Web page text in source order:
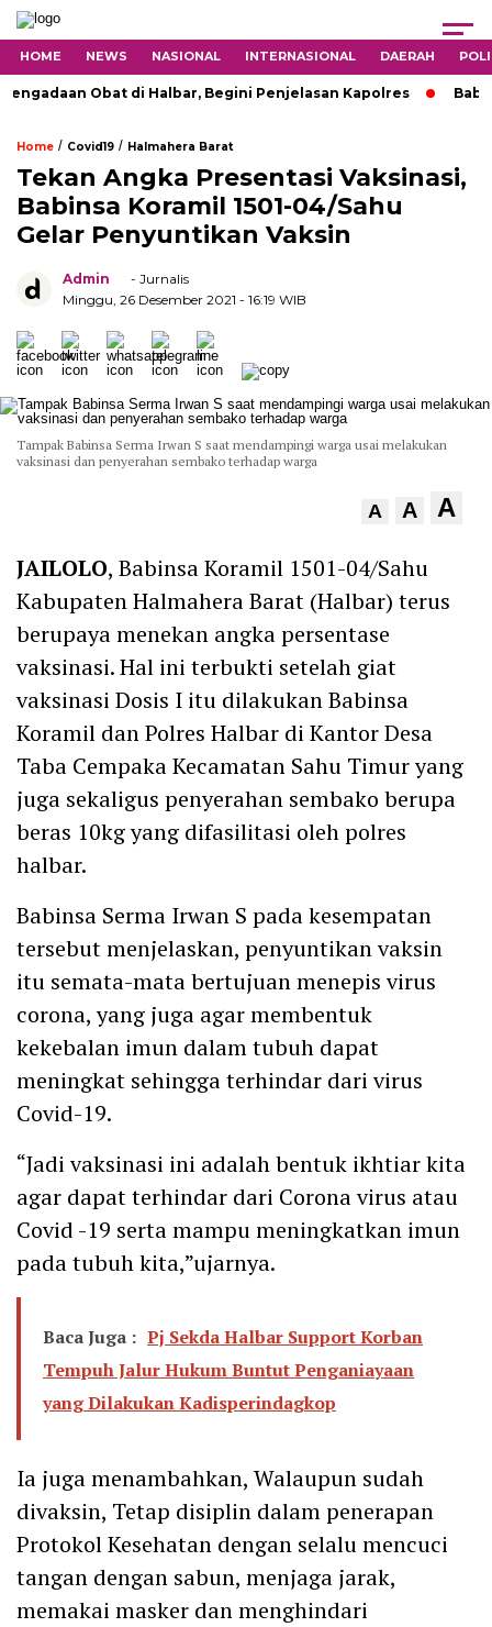
HOME NEWS NASIONAL INTERNASIONAL DAERAH
Obat di Halbar, Begini Penjelasan Kapolres Babinsa
Home / Covid19 / Halmahera Barat
Tekan Angka Presentasi Vaksinasi,
Babinsa Koramil 1501-04/Sahu
Gelar Penyuntikan Vaksin
Admin
- Jurnalis
Minggu, 26 Desember 2021 - 16:19 WIB
Tampak Babinsa Serma Irwan S saat mendampingi warga usai melakukan
vaksinasi dan penyerahan sembako terhadap warga
A A A
JAILOLO, Babinsa Koramil 1501-04/Sahu
Kabupaten Halmahera Barat (Halbar) terus
berupaya menekan angka persentase
vaksinasi. Hal ini terbukti setelah giat
vaksinasi Dosis I itu dilakukan Babinsa
Koramil dan Polres Halbar di Kantor Desa
Taba Cempaka Kecamatan Sahu Timur yang
juga sekaligus penyerahan sembako berupa
beras 10kg yang difasilitasi oleh polres
halbar.
Babinsa Serma Irwan S pada kesempatan
tersebut menjelaskan, penyuntikan vaksin
itu semata-mata bertujuan menepis virus
corona, yang juga agar membentuk
kekebalan imun dalam tubuh dapat
meningkat sehingga terhindar dari virus
Covid-19.
“Jadi vaksinasi ini adalah bentuk ikhtiar kita
agar dapat terhindar dari Corona virus atau
Covid -19 serta mampu meningkatkan imun
pada tubuh kita,”ujarnya.
Baca Juga : Pj Sekda Halbar Support Korban
Tempuh Jalur Hukum Buntut Penganiayaan
yang Dilakukan Kadisperindagkop
Ia juga menambahkan, Walaupun sudah
divaksin, Tetap disiplin dalam penerapan
Protokol Kesehatan dengan selalu mencuci
tangan dengan sabun, menjaga jarak,
memakai masker dan menghindari